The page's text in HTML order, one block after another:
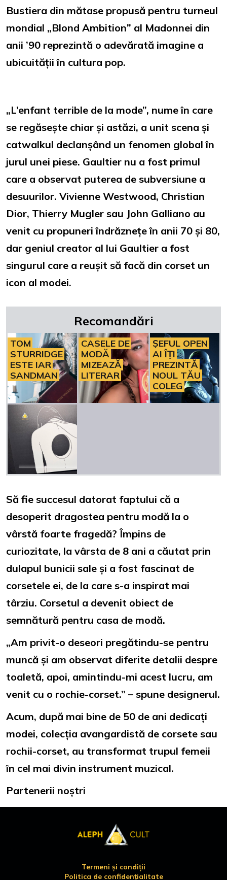
Bustiera din mătase propusă pentru turneul
mondial „Blond Ambition” al Madonnei din
anii ’90 reprezintă o adevărată imagine a
ubicuității în cultura pop.
„L’enfant terrible de la mode”, nume în care
se regăsește chiar și astăzi, a unit scena și
catwalkul declanșând un fenomen global în
jurul unei piese. Gaultier nu a fost primul
care a observat puterea de subversiune a
desuurilor. Vivienne Westwood, Christian
Dior, Thierry Mugler sau John Galliano au
venit cu propuneri îndrăznețe în anii 70 și 80,
dar geniul creator al lui Gaultier a fost
singurul care a reușit să facă din corset un
icon al modei.
Recomandări
TOM
STURRIDGE
ESTE IAR
SANDMAN
CASELE DE
MODĂ
MIZEAZĂ
LITERAR
ȘEFUL OPEN
AI ÎȚI
PREZINTĂ
NOUL TĂU
COLEG
Să fie succesul datorat faptului că a
desoperit dragostea pentru modă la o
vârstă foarte fragedă? Împins de
curiozitate, la vârsta de 8 ani a căutat prin
dulapul bunicii sale și a fost fascinat de
corsetele ei, de la care s-a inspirat mai
târziu. Corsetul a devenit obiect de
semnătură pentru casa de modă.
„Am privit-o deseori pregătindu-se pentru
muncă și am observat diferite detalii despre
toaletă, apoi, amintindu-mi acest lucru, am
venit cu o rochie-corset.” – spune designerul.
Acum, după mai bine de 50 de ani dedicați
modei, colecția avangardistă de corsete sau
rochii-corset, au transformat trupul femeii
în cel mai divin instrument muzical.
Partenerii noștri
Termeni și condiții
Politica de confidențialitate